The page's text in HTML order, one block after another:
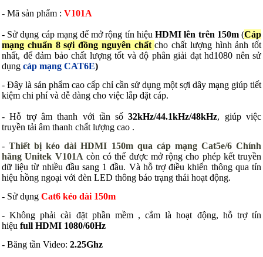
- Mã sản phẩm : V101A
- Sử dụng cáp mạng để mở rộng tín hiệuHDMI lên trên 150m(Cáp
mạng chuẩn 8 sợi đồng nguyên chấtcho chất lượng hình ảnh tốt
nhất, để đảm bảo chất lượng tốt và độ phân giải đạt hd1080 nên sử
dụng cáp mạng CAT6E)
- Đây là sản phẩm cao cấp chỉ cần sử dụng một sợi dây mạng giúp tiết
kiệm chi phí và dễ dàng cho việc lắp đặt cáp.
- Hỗ trợ âm thanh với tần số32kHz/44.1kHz/48kHz, giúp việc
truyền tải âm thanh chất lượng cao .
-Thiết bị kéo dài HDMI 150m qua cáp mạng Cat5e/6 Chính
hãng Unitek V101A còn có thể được mở rộng cho phép kết truyền
dữ liệu từ nhiều đầu sang 1 đầu. Và hỗ trợ điều khiển thông qua tín
hiệu hồng ngoại với đèn LED thông báo trạng thái hoạt động.
- Sử dụng Cat6 kéo dài 150m
- Không phải cài đặt phần mềm , cắm là hoạt động, hỗ trợ tín
hiệu full HDMI 1080/60Hz
- Băng tần Video: 2.25Ghz